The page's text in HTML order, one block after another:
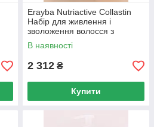
Erayba Nutriactive Collastin
Набір для живлення і
зволоження волосся з
колагеном і еластином №2
В наявності
2 312 ₴
Купити